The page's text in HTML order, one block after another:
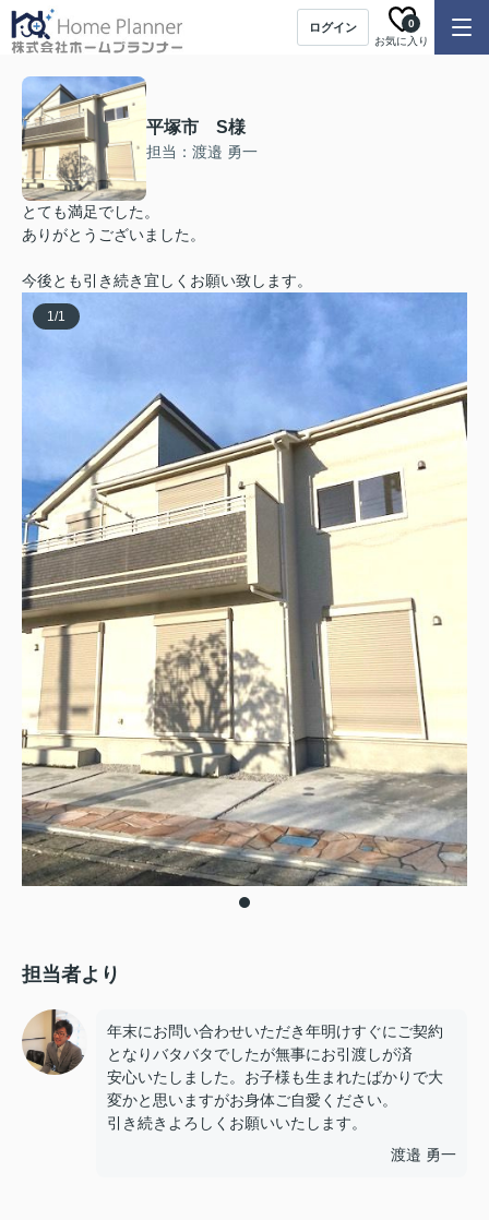
ログイン
お気に入り
0
平塚市 S様
担当：渡邉 勇一
とても満足でした。
ありがとうございました。
今後とも引き続き宜しくお願い致します。
1/1
担当者より
年末にお問い合わせいただき年明けすぐにご契約
となりバタバタでしたが無事にお引渡しが済
安心いたしました。お子様も生まれたばかりで大
変かと思いますがお身体ご自愛ください。
引き続きよろしくお願いいたします。
渡邉 勇一